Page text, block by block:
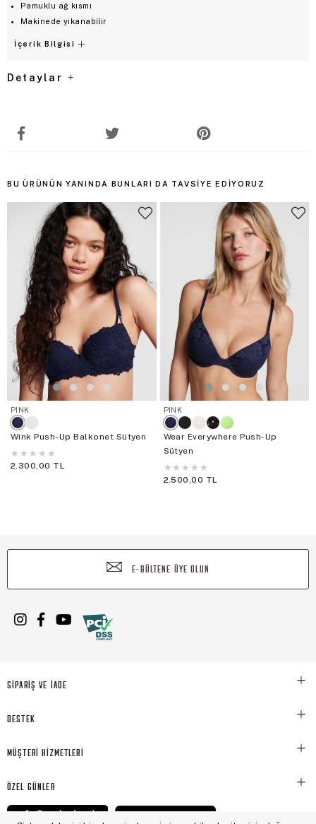
Pamuklu ağ kısmı
Makinede yıkanabilir
İçerik Bilgisi
Detaylar
BU ÜRÜNÜN YANINDA BUNLARI DA TAVSIYE EDIYORUZ
PINK
Wink Push-Up Balkonet Sütyen
★ ★ ★ ★ ★
2.300,00 TL
PINK
Wear Everywhere Push-Up
Sütyen
★ ★ ★ ★ ★
2.500,00 TL
E-BÜLTENE ÜYE OLUN
SİPARİŞ VE İADE
DESTEK
MÜŞTERİ HİZMETLERİ
ÖZEL GÜNLER